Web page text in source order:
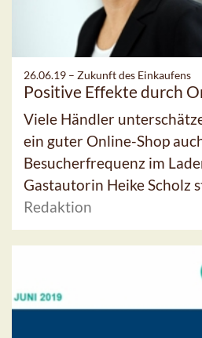
26.06.19 – Zukunft des Einkaufens
Positive Effekte durch
Viele Händler
ein guter Online-Shop
Besucherfrequenz im
Gastautorin Heike Scholz
Redaktion